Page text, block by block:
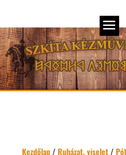
Kezdőlap/ Ruházat, viselet/